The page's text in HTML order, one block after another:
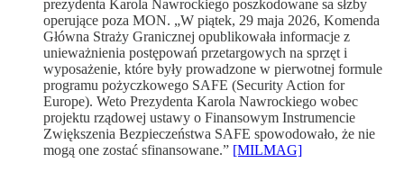
prezydenta Karola Nawrockiego poszkodowane sa słzby
operujące poza MON. „W piątek, 29 maja 2026, Komenda
Główna Straży Granicznej opublikowała informacje z
unieważnienia postępowań przetargowych na sprzęt i
wyposażenie, które były prowadzone w pierwotnej formule
programu pożyczkowego SAFE (Security Action for
Europe). Weto Prezydenta Karola Nawrockiego wobec
projektu rządowej ustawy o Finansowym Instrumencie
Zwiększenia Bezpieczeństwa SAFE spowodowało, że nie
mogą one zostać sfinansowane.” [MILMAG]